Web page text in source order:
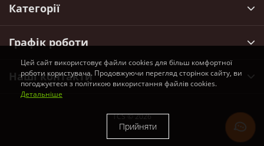
Категорії
Графік роботи
Наші контакти
TCS © 2026
Цей сайт використовує файли cookies для більш комфортної
роботи користувача. Продовжуючи перегляд сторінок сайту, ви
погоджуєтеся з політикою використання файлів cookies.
Детальніше
Прийняти